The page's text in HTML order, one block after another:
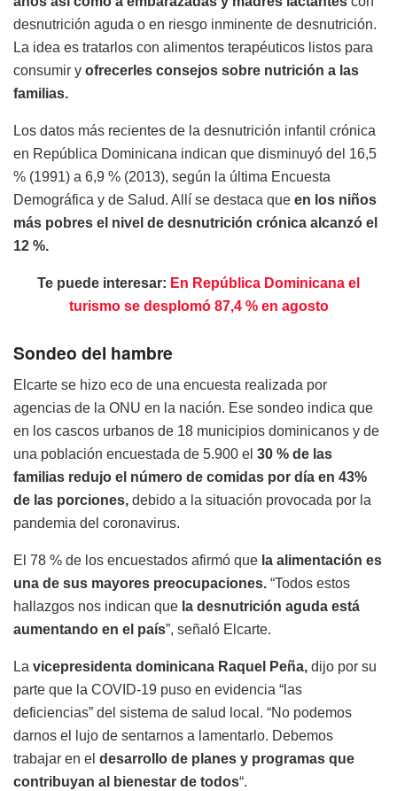
desnutrición aguda o en riesgo inminente de desnutrición.
La idea es tratarlos con alimentos terapéuticos listos para
consumir y ofrecerles consejos sobre nutrición a las
familias.
Los datos más recientes de la desnutrición infantil crónica
en República Dominicana indican que disminuyó del 16,5
% (1991) a 6,9 % (2013), según la última Encuesta
Demográfica y de Salud. Allí se destaca que en los niños
más pobres el nivel de desnutrición crónica alcanzó el
12 %.
Te puede interesar: En República Dominicana el
turismo se desplomó 87,4 % en agosto
Sondeo del hambre
Elcarte se hizo eco de una encuesta realizada por
agencias de la ONU en la nación. Ese sondeo indica que
en los cascos urbanos de 18 municipios dominicanos y de
una población encuestada de 5.900 el 30 % de las
familias redujo el número de comidas por día en 43%
de las porciones, debido a la situación provocada por la
pandemia del coronavirus.
El 78 % de los encuestados afirmó que la alimentación es
una de sus mayores preocupaciones. “Todos estos
hallazgos nos indican que la desnutrición aguda está
aumentando en el país”, señaló Elcarte.
La vicepresidenta dominicana Raquel Peña, dijo por su
parte que la COVID-19 puso en evidencia “las
deficiencias” del sistema de salud local. “No podemos
darnos el lujo de sentarnos a lamentarlo. Debemos
trabajar en el desarrollo de planes y programas que
contribuyan al bienestar de todos“.